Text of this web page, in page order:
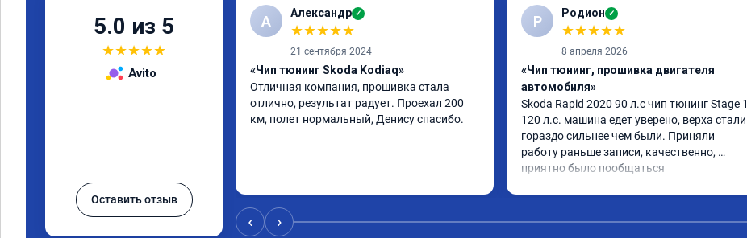
5.0 из 5
★★★★★
Avito
Оставить отзыв
А Александр ✓
★★★★★
21 сентября 2024
«Чип тюнинг Skoda Kodiaq»
Отличная компания, прошивка стала
отлично, результат радует. Проехал 200
км, полет нормальный, Денису спасибо.
Р Родион ✓
★★★★★
8 апреля 2026
«Чип тюнинг, прошивка двигателя
автомобиля»
Skoda Rapid 2020 90 л.с чип тюнинг Stage 1
120 л.с. машина едет уверено, верха стали
гораздо сильнее чем были. Приняли
работу раньше записи, качественно,
приятно было пообщаться
‹ ›